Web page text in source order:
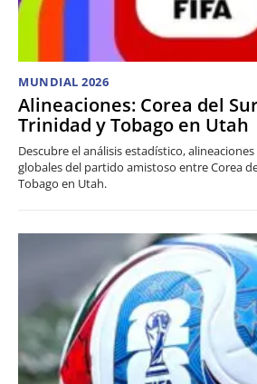
MUNDIAL 2026
Alineaciones: Corea del
Trinidad y Tobago en Utah
Descubre el análisis estadístico,
globales del partido amistoso entre Corea
Tobago en Utah.